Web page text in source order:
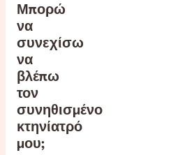
Μπορώ
να
συνεχίσω
να
βλέπω
τον
συνηθισμένο
κτηνίατρό
μου;